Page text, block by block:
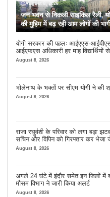
August 8, 2026
जन भवन से निकली साइकिल रैली,
की मुहिम में बढ़ रही आम लोगों की
योगी सरकार की पहलः आईएएस-
आईएफएस अधिकारी हर माह
August 8, 2026
भोलेनाथ के भक्तों पर सीएम योगी ने की
August 8, 2026
राजा रघुवंशी के परिवार को लगा बड़ा
सचिन और विपिन को गिरफ्तार कर भेजा
August 8, 2026
अगले 24 घंटे में इंदौर समेत इन जिलों में
मौसम विभाग ने जारी किया अलर्ट
August 8, 2026